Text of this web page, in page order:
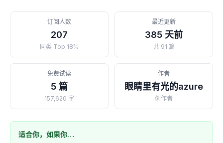
订阅人数
207
同类 Top 18%
最近更新
385 天前
共 91 篇
免费试读
5 篇
157,620 字
作者
眼睛里有光的azure
创作者
适合你，如果你…